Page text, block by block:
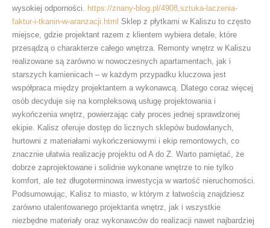
wysokiej odporności. https://znany-blog.pl/4908,sztuka-laczenia-
faktur-i-tkanin-w-aranzacji.html Sklep z płytkami w Kaliszu to często
miejsce, gdzie projektant razem z klientem wybiera detale, które
przesądzą o charakterze całego wnętrza. Remonty wnętrz w Kaliszu
realizowane są zarówno w nowoczesnych apartamentach, jak i
starszych kamienicach – w każdym przypadku kluczowa jest
współpraca między projektantem a wykonawcą. Dlatego coraz więcej
osób decyduje się na kompleksową usługę projektowania i
wykończenia wnętrz, powierzając cały proces jednej sprawdzonej
ekipie. Kalisz oferuje dostęp do licznych sklepów budowlanych,
hurtowni z materiałami wykończeniowymi i ekip remontowych, co
znacznie ułatwia realizację projektu od A do Z. Warto pamiętać, że
dobrze zaprojektowane i solidnie wykonane wnętrze to nie tylko
komfort, ale też długoterminowa inwestycja w wartość nieruchomości.
Podsumowując, Kalisz to miasto, w którym z łatwością znajdziesz
zarówno utalentowanego projektanta wnętrz, jak i wszystkie
niezbędne materiały oraz wykonawców do realizacji nawet najbardziej